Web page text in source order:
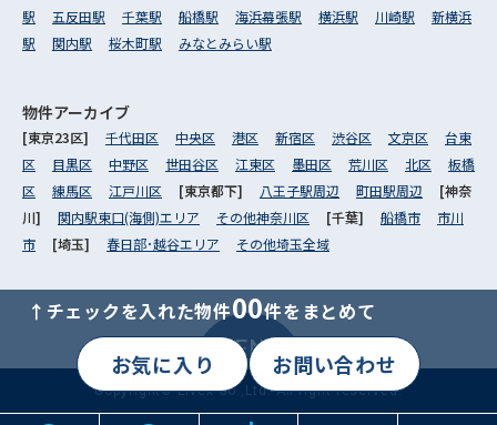
↑チェックを入れた物件00件をまとめて
お気に入り お問い合わせ
MENU
駅
五反田駅 千葉駅 船橋駅 海浜幕張駅 横浜駅 川崎駅
新横浜
駅
関内駅 桜木町駅 みなとみらい駅
物件アーカイブ
[東京23区] 千代田区 中央区 港区 新宿区 渋谷区 文京区
台東
区
目黒区 中野区 世田谷区 江東区 墨田区 荒川区 北区
板橋
区
練馬区 江戸川区 [東京都下] 八王子駅周辺 町田駅周辺
[神奈
川] 関内駅東口(海側)エリア その他神奈川区 [千葉] 船橋市
市川
市
[埼玉] 春日部･越谷エリア その他埼玉全域
Copyright© Livex Co.,Ltd. All right reserved.